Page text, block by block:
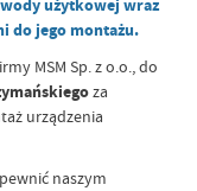
użytkowej wraz
do jego montażu.
MSM Sp. z o.o., do
za
urządzenia
naszym